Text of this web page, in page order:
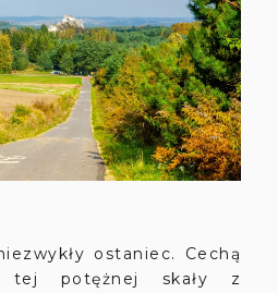
ostaniec. Cechą
tej potężnej skały z